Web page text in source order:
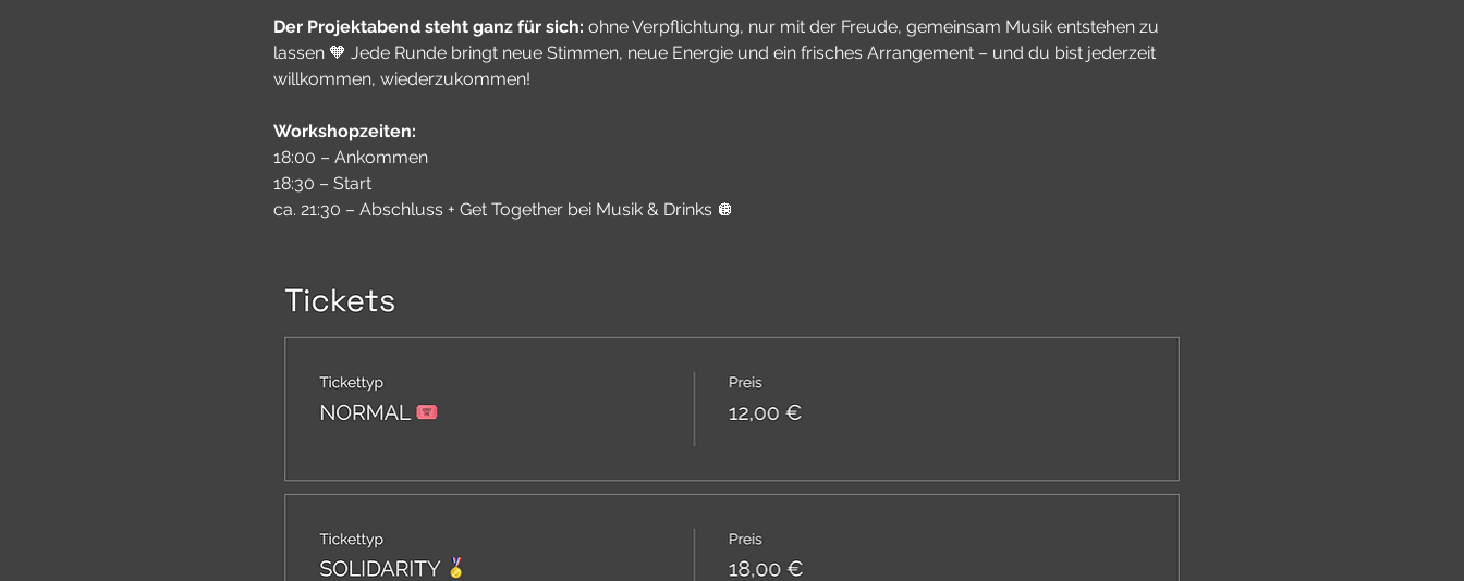
Der Projektabend steht ganz für sich: ohne Verpflichtung, nur mit der Freude, gemeinsam Musik entstehen zu
lassen 🧡 Jede Runde bringt neue Stimmen, neue Energie und ein frisches Arrangement – und du bist jederzeit
willkommen, wiederzukommen!
Workshopzeiten:
18:00 – Ankommen
18:30 – Start
ca. 21:30 – Abschluss + Get Together bei Musik & Drinks 🪩